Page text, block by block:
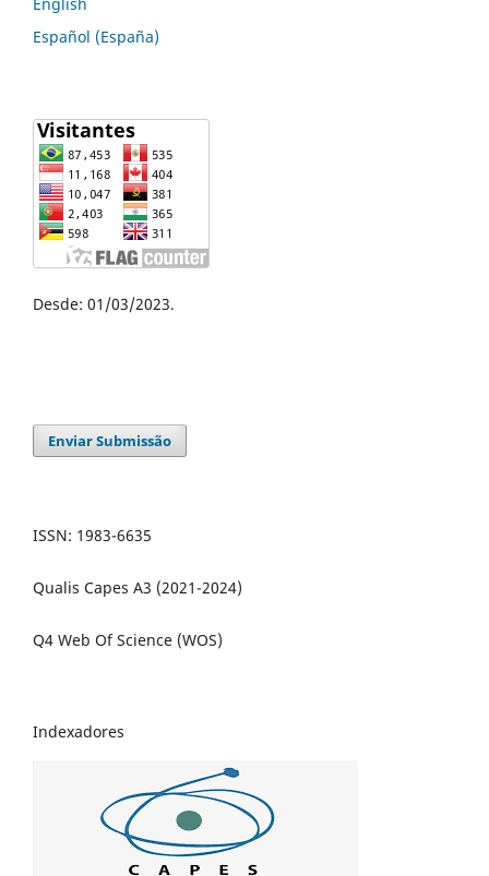
Español (España)
Desde: 01/03/2023.
Enviar Submissão
ISSN: 1983-6635
Qualis Capes A3 (2021-2024)
Q4 Web Of Science (WOS)
Indexadores